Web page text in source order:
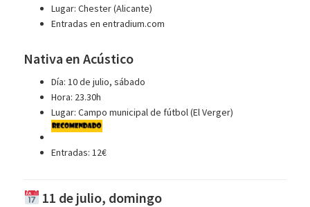
Lugar: Chester (Alicante)
Entradas en entradium.com
Nativa en Acústico
Día: 10 de julio, sábado
Hora: 23.30h
Lugar: Campo municipal de fútbol (El Verger)
Entradas: 12€
11 de julio, domingo